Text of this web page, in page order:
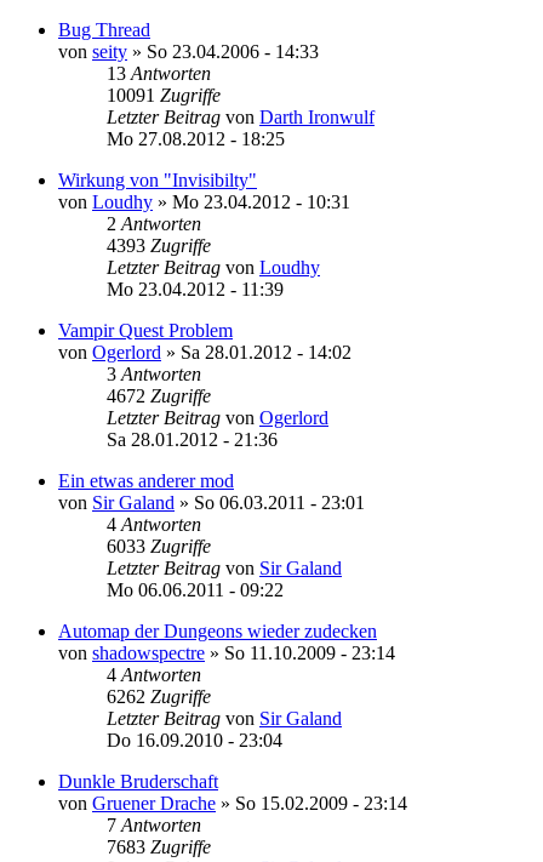
Bug Thread
von seity » So 23.04.2006 - 14:33
13 Antworten
10091 Zugriffe
Letzter Beitrag von Darth Ironwulf
Mo 27.08.2012 - 18:25
Wirkung von "Invisibilty"
von Loudhy » Mo 23.04.2012 - 10:31
2 Antworten
4393 Zugriffe
Letzter Beitrag von Loudhy
Mo 23.04.2012 - 11:39
Vampir Quest Problem
von Ogerlord » Sa 28.01.2012 - 14:02
3 Antworten
4672 Zugriffe
Letzter Beitrag von Ogerlord
Sa 28.01.2012 - 21:36
Ein etwas anderer mod
von Sir Galand » So 06.03.2011 - 23:01
4 Antworten
6033 Zugriffe
Letzter Beitrag von Sir Galand
Mo 06.06.2011 - 09:22
Automap der Dungeons wieder zudecken
von shadowspectre » So 11.10.2009 - 23:14
4 Antworten
6262 Zugriffe
Letzter Beitrag von Sir Galand
Do 16.09.2010 - 23:04
Dunkle Bruderschaft
von Gruener Drache » So 15.02.2009 - 23:14
7 Antworten
7683 Zugriffe